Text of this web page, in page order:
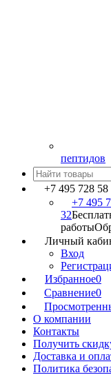
пептидов
+7 495 728 58
+7 495
32
работы
Личный
Вход
Избранное0
Сравнение0
О компании
Контакты
Получить
Доставка и
Политика